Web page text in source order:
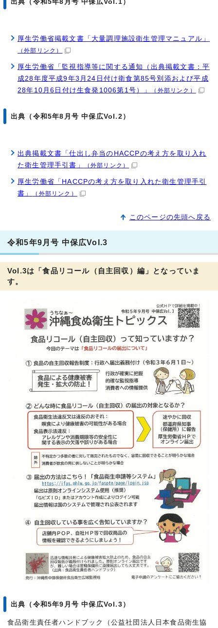
出典（令和5年8月号 中保広Vol.1）
厚生労働省掲載文書「大量調理施設衛生管理マニュアル」
（外部リンク）
厚生労働省「監視指導等に関する通知（出典掲載文書：平
成28年度平成9年3月24日付け衛食第85号別添および平成
28年10月6日付け生食発1006第1号）」
（外部リンク）
出典（令和5年8月号 中保広Vol.2）
出典掲載文書「仕出し弁当のHACCPの考え方を取り入れ
た衛生管理手引書」
（外部リンク）
厚生労働省「HACCPの考え方を取り入れた衛生管理手引
書」
（外部リンク）
このページの先頭へ戻る
令和5年9月号 中保広Vol.3
Vol.3は「食品リコール（自主回収）編」となっていま
す。
出典（令和5年9月号 中保広Vol.3）
食品衛生責任者ハンドブック（公益社団法人日本食品衛生協